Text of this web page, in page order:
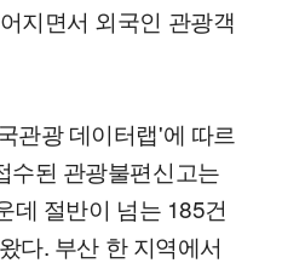
지면서 외국인 관광객
관광 데이터랩'에 따르
수된 관광불편신고는
데 절반이 넘는 185건
다. 부산 한 지역에서